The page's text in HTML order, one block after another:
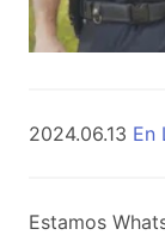
2024.06.13 En
Estamos